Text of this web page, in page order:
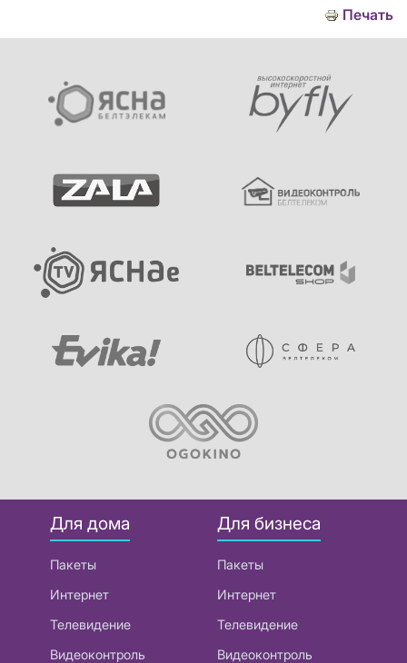
Печать
Для дома
Пакеты
Интернет
Телевидение
Видеоконтроль
Для бизнеса
Пакеты
Интернет
Телевидение
Видеоконтроль